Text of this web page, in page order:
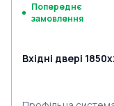
Попереднє
замовлення
Вхідні двері